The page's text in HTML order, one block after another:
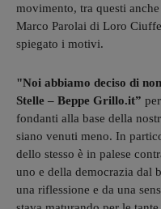
movimento, tra questi
Marco Parolai di Loro
spiegato i motivi.
"Noi abbiamo deciso di
Stelle – Beppe Grillo.it”
fondanti alla base della
siano venuti meno. In
dello stesso è in palese
uno e della democrazia dal
una riflessione e da una